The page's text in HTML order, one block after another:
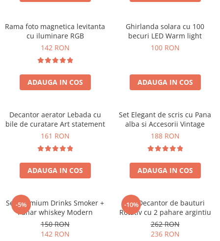
Rama foto magnetica levitanta
cu iluminare RGB
142 RON
ADAUGA IN COS
Ghirlanda solara cu 100
becuri LED Warm light
100 RON
ADAUGA IN COS
Decantor aerator Lebada cu
bile de curatare Art statement
161 RON
ADAUGA IN COS
Set Elegant de scris cu Pana
alba si Accesorii Vintage
188 RON
ADAUGA IN COS
-5%
Set premium Drinks Smoker +
Pahar whiskey Modern
150 RON
142 RON
-10%
Set Decantor de bauturi
Rotativ cu 2 pahare argintiu
262 RON
236 RON